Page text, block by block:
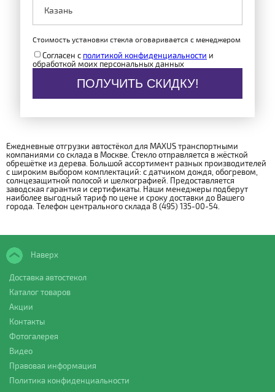
Стоимость установки стекла оговаривается с менеджером
Согласен с политикой конфиденциальности и
обработкой моих персональных данных
ПОЛУЧИТЬ СКИДКУ!
Ежедневные отгрузки автостёкол для MAXUS транспортными
компаниями со склада в Москве. Стекло отправляется в жёсткой
обрешётке из дерева. Большой ассортимент разных производителей
с широким выбором комплектаций: с датчиком дождя, обогревом,
солнцезащитной полосой и шелкографией. Предоставляется
заводская гарантия и сертификаты. Наши менеджеры подберут
наиболее выгодный тариф по цене и сроку доставки до Вашего
города. Телефон центрального склада 8 (495) 135-00-54.
Наверх
Доставка автостекол
Каталог товаров
Акции
Контакты
Фотогалерея
Видео
Правовая информация
Политика конфиденциальности